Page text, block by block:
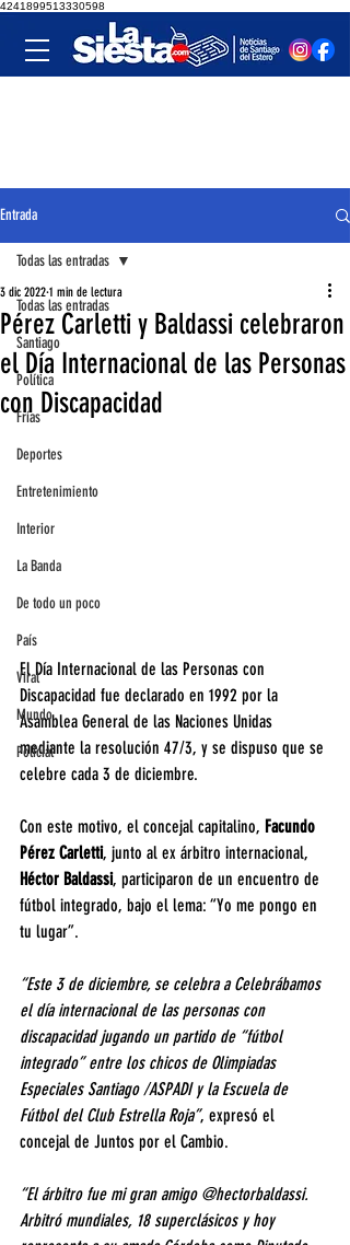
4241899513330598
Entrada
Todas las entradas
Santiago
Política
Frías
Deportes
Entretenimiento
Interior
La Banda
De todo un poco
País
Viral
Mundo
Policial
Todas las entradas
Pérez Carletti y Baldassi celebraron
el Día Internacional de las Personas
con Discapacidad
3 dic 2022 1 min de lectura
El Día Internacional de las Personas con
Discapacidad fue declarado en 1992 por la
Asamblea General de las Naciones Unidas
mediante la resolución 47/3, y se dispuso que se
celebre cada 3 de diciembre.
Con este motivo, el concejal capitalino, Facundo
Pérez Carletti, junto al ex árbitro internacional,
Héctor Baldassi, participaron de un encuentro de
fútbol integrado, bajo el lema: “Yo me pongo en
tu lugar”.
“Este 3 de diciembre, se celebra a Celebrábamos
el día internacional de las personas con
discapacidad jugando un partido de “fútbol
integrado” entre los chicos de Olimpiadas
Especiales Santiago /ASPADI y la Escuela de
Fútbol del Club Estrella Roja”, expresó el
concejal de Juntos por el Cambio.
“El árbitro fue mi gran amigo @hectorbaldassi.
Arbitró mundiales, 18 superclásicos y hoy